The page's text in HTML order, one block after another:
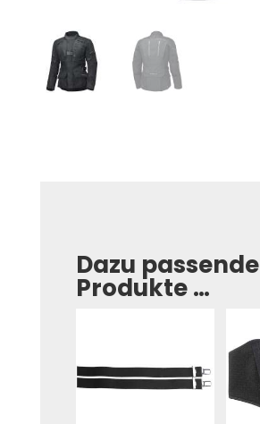
Dazu passende
Produkte …